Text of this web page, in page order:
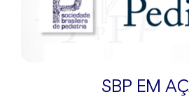
SBP EM